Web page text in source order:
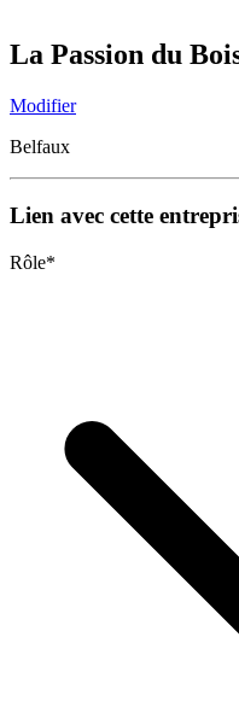
La Passion du
Modifier
Belfaux
Lien avec cette
Rôle*